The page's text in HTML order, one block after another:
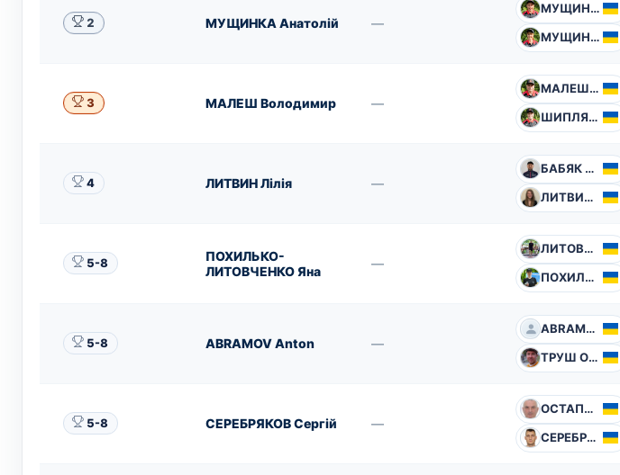
2 МУЩИНКА Анатолій —
МУЩИНКА Анатолій
МУЩИНКА Наталія
3 МАЛЕШ Володимир —
МАЛЕШ Володимир
ШИПЛЯК Юрій
4 ЛИТВИН Лілія —
БАБЯК Сергій
ЛИТВИН Лілія
5-8
ПОХИЛЬКО-
ЛИТОВЧЕНКО Яна
—
ЛИТОВЧЕНКО Артем
ПОХИЛЬКО-ЛИТОВЧЕНКО Яна
5-8 ABRAMOV Anton —
ABRAMOV Anton
ТРУШ Олександр
5-8 СЕРЕБРЯКОВ Сергій —
ОСТАПЧУК Анатолій
СЕРЕБРЯКОВ Сергій